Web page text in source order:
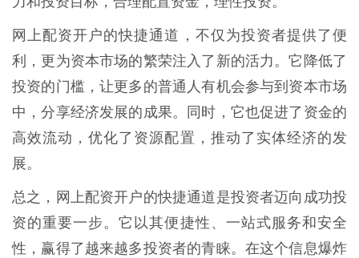
网上配资开户的快捷通道，不仅为投资者提供了便
利，更为资本市场的繁荣注入了新的活力。它降低了
投资的门槛，让更多的普通人有机会参与到资本市场
中，分享经济发展的成果。同时，它也促进了资金的
高效流动，优化了资源配置，推动了实体经济的发
展。
总之，网上配资开户的快捷通道是投资者迈向成功投
资的重要一步。它以其便捷性、一站式服务和安全
性，赢得了越来越多投资者的青睐。在这个信息爆炸